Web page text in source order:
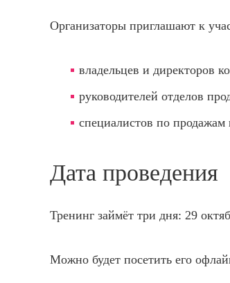
Организаторы приглашают к
владельцев и директоров
руководителей отделов
специалистов по продажам
Дата проведения
Тренинг займёт три дня: 29
Можно будет посетить его